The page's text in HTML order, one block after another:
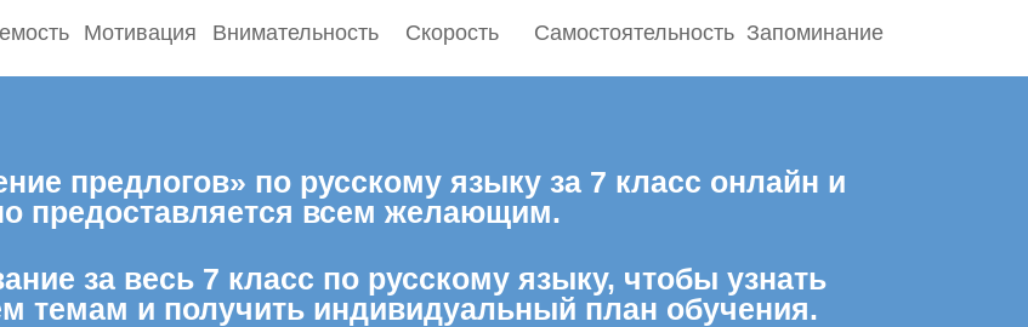
Мотивация Внимательность Скорость Самостоятельность Запоминание
предлогов» по русскому языку за 7 класс онлайн и
предоставляется всем желающим.
за весь 7 класс по русскому языку, чтобы узнать
темам и получить индивидуальный план обучения.